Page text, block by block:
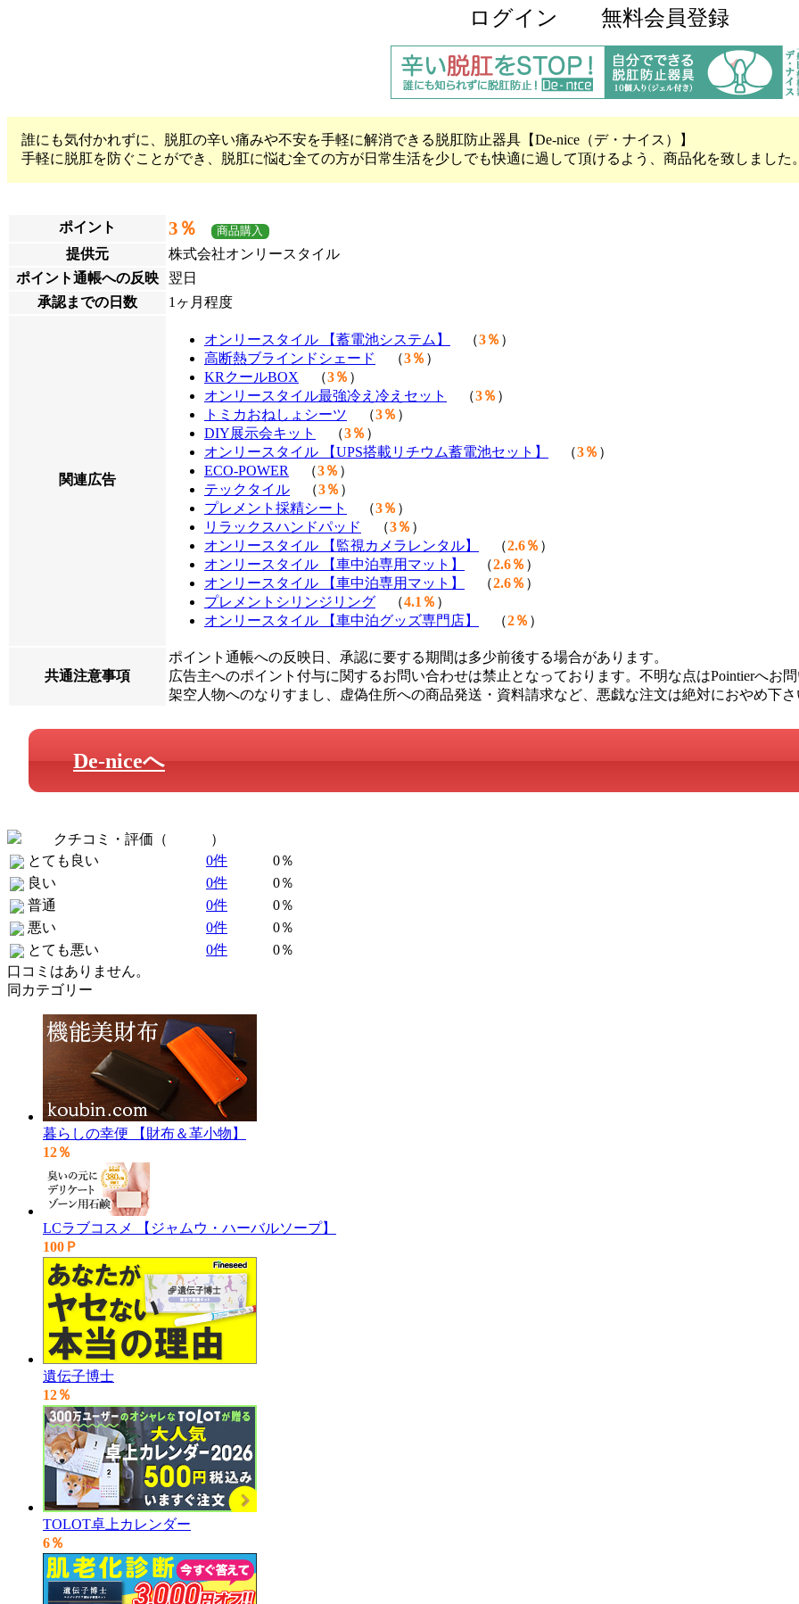
ログイン 無料会員登録
誰にも気付かれずに、脱肛の辛い痛みや不安を手軽に解消できる脱肛防止器具【De-nice（デ・ナイス）】
手軽に脱肛を防ぐことができ、脱肛に悩む全ての方が日常生活を少しでも快適に過して頂けるよう、商品化を致しました
ポイント 3％ 商品購入
提供元
株式会社オンリースタイル
ポイント通帳への反映
翌日
承認までの日数
1ヶ月程度
関連広告
オンリースタイル 【蓄電池システム】 （3％ ）
高断熱ブラインドシェード
（3％ ）
KRクールBOX （3％ ）
オンリースタイル最強冷え冷えセット
（3％ ）
トミカおねしょシーツ （3％ ）
DIY展示会キット
（3％ ）
オンリースタイル 【UPS搭載リチウム蓄電池セット】
（3％ ）
ECO-POWER
（3％ ）
テックタイル （3％ ）
プレメント採精シート
（3％ ）
リラックスハンドパッド
（3％ ）
オンリースタイル 【監視カメラレンタル】
（2.6％ ）
オンリースタイル 【車中泊専用マット】
（2.6％ ）
オンリースタイル 【車中泊専用マット】
（2.6％ ）
プレメントシリンジリング （4.1％ ）
オンリースタイル 【車中泊グッズ専門店】
（2％ ）
共通注意事項
ポイント通帳への反映日、承認に要する期間は多少前後する場合があります。
広告主へのポイント付与に関するお問い合わせは禁止となっております。不明な点はPointierへお
架空人物へのなりすまし、虚偽住所への商品発送・資料請求など、悪戯な注文は絶対におやめ下
De-niceへ
クチコミ・評価（
）
とても良い
0件
0％
良い
0件
0％
普通
0件
0％
悪い
0件
0％
とても悪い
0件
0％
口コミはありません。
同カテゴリー
暮らしの幸便 【財布＆革小物】
12％
LCラブコスメ 【ジャムウ・ハーバルソープ】
100Ｐ
遺伝子博士
12％
TOLOT卓上カレンダー
6％